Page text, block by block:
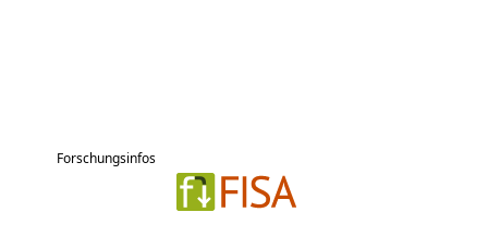
Forschungsinfos